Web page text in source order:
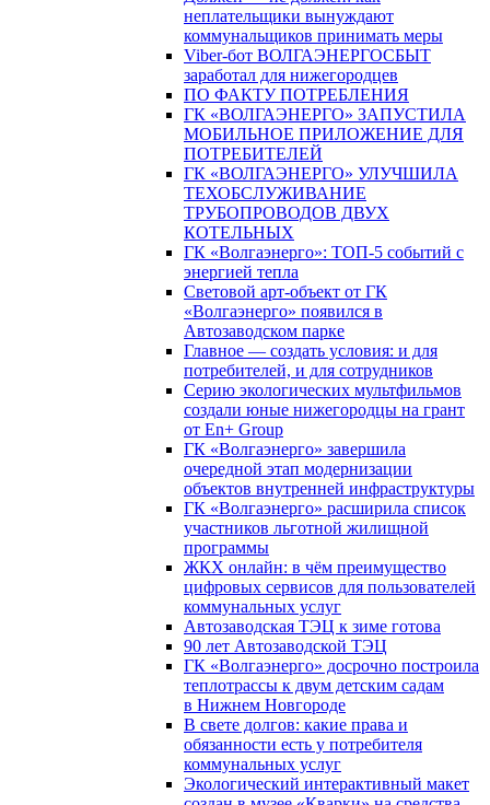
неплательщики вынуждают
коммунальщиков принимать меры
Viber-бот ВОЛГАЭНЕРГОСБЫТ
заработал для нижегородцев
ПО ФАКТУ ПОТРЕБЛЕНИЯ
ГК «ВОЛГАЭНЕРГО» ЗАПУСТИЛА
МОБИЛЬНОЕ ПРИЛОЖЕНИЕ ДЛЯ
ПОТРЕБИТЕЛЕЙ
ГК «ВОЛГАЭНЕРГО» УЛУЧШИЛА
ТЕХОБСЛУЖИВАНИЕ
ТРУБОПРОВОДОВ ДВУХ
КОТЕЛЬНЫХ
ГК «Волгаэнерго»: ТОП-5 событий с
энергией тепла
Световой арт-объект от ГК
«Волгаэнерго» появился в
Автозаводском парке
Главное — создать условия: и для
потребителей, и для сотрудников
Серию экологических мультфильмов
создали юные нижегородцы на грант
от En+ Group
ГК «Волгаэнерго» завершила
очередной этап модернизации
объектов внутренней инфраструктуры
ГК «Волгаэнерго» расширила список
участников льготной жилищной
программы
ЖКХ онлайн: в чём преимущество
цифровых сервисов для пользователей
коммунальных услуг
Автозаводская ТЭЦ к зиме готова
90 лет Автозаводской ТЭЦ
ГК «Волгаэнерго» досрочно построила
теплотрассы к двум детским садам
в Нижнем Новгороде
В свете долгов: какие права и
обязанности есть у потребителя
коммунальных услуг
Экологический интерактивный макет